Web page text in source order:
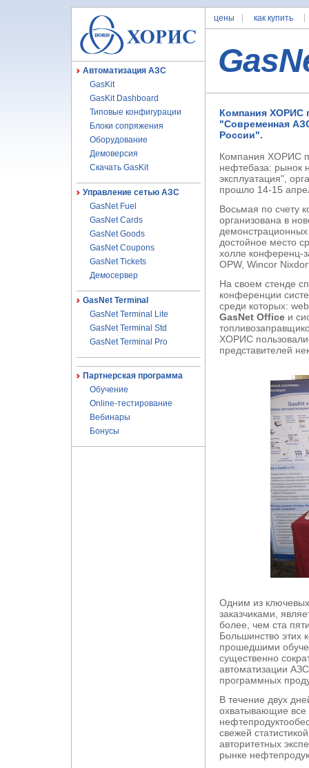
Автоматизация АЗС
GasKit
GasKit Dashboard
Типовые конфигурации
Блоки сопряжения
Оборудование
Демоверсия
Скачать GasKit
Управление сетью АЗС
GasNet Fuel
GasNet Cards
GasNet Goods
GasNet Coupons
GasNet Tickets
Демосервер
GasNet Terminal
GasNet Terminal Lite
GasNet Terminal Std
GasNet Terminal Pro
Партнерская программа
Обучение
Online-тестирование
Вебинары
Бонусы
цены как купить
Компания ХОРИС
"Современная
России".
Компания ХОРИС
нефтебаза: рынок
эксплуатация",
прошло 14-15
Восьмая по счету
организована в
достойное место
холле конференц-
OPW, Wincor
На своем стенде
конференции
среди которых:
GasNet Office и
ХОРИС
представителей
Одним из
заказчиками,
более, чем ста
Большинство этих
прошедшими
существенно
автоматизации
программных
В течение двух
охватывающие все
свежей
авторитетных
рынке